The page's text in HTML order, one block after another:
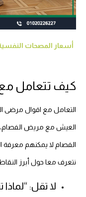
أسعار المصحات
كيف تتعامل
التعامل مع اقوال مرضى
العيش مع مريض الفصام،
الفصام لا يمكنهم
نتعرف معا حول أبرز
لا تقل: